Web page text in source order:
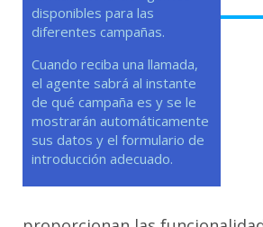
disponibles para las
diferentes campañas.
Cuando reciba una llamada,
el agente sabrá al instante
de qué campaña es y se le
mostrarán automáticamente
sus datos y el formulario de
introducción adecuado.